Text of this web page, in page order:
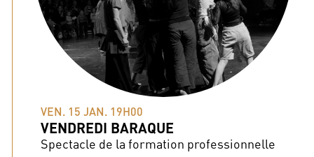
VEN. 15 JAN. 19H00
VENDREDI BARAQUE
Spectacle de la formation professionnelle